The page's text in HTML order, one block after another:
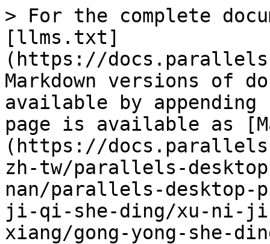
> For the complete
[llms.txt]
(https://
Markdown versions of
available by
page is available as
(https://
zh-tw/parallels-
nan/parallels-desktop-
ji-qi-she-ding/xu-ni-
xiang/gong-yong-she-